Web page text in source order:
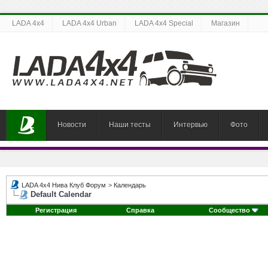
LADA 4x4 LADA 4x4 Urban LADA 4x4 Special Магазин
Новости Наши тесты Интервью Фото
LADA 4x4 Нива Клуб Форум > Календарь
Default Calendar
Регистрация Справка Сообщество